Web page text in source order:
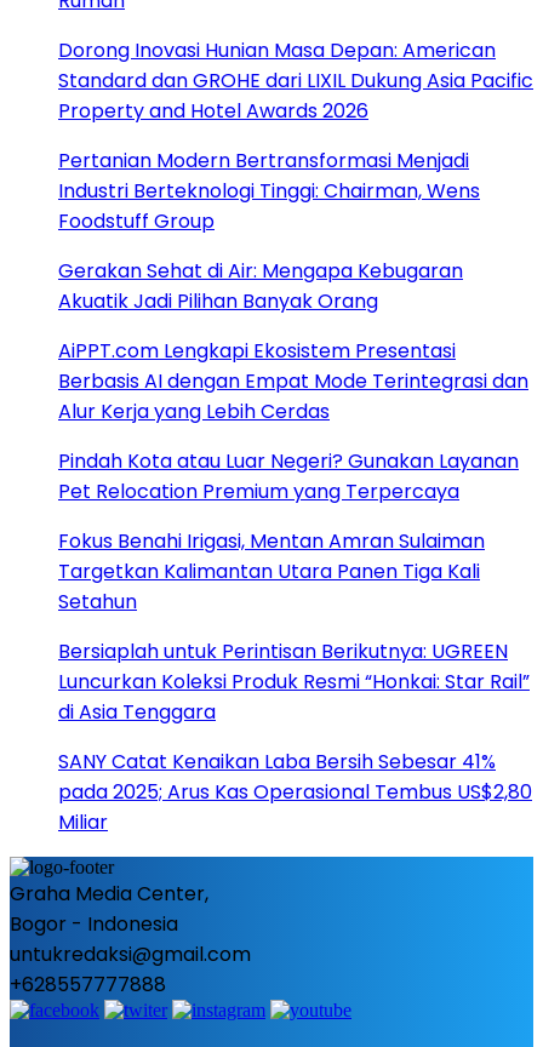
Dorong Inovasi Hunian Masa Depan: American
Standard dan GROHE dari LIXIL Dukung Asia Pacific
Property and Hotel Awards 2026
Pertanian Modern Bertransformasi Menjadi
Industri Berteknologi Tinggi: Chairman, Wens
Foodstuff Group
Gerakan Sehat di Air: Mengapa Kebugaran
Akuatik Jadi Pilihan Banyak Orang
AiPPT.com Lengkapi Ekosistem Presentasi
Berbasis AI dengan Empat Mode Terintegrasi dan
Alur Kerja yang Lebih Cerdas
Pindah Kota atau Luar Negeri? Gunakan Layanan
Pet Relocation Premium yang Terpercaya
Fokus Benahi Irigasi, Mentan Amran Sulaiman
Targetkan Kalimantan Utara Panen Tiga Kali
Setahun
Bersiaplah untuk Perintisan Berikutnya: UGREEN
Luncurkan Koleksi Produk Resmi “Honkai: Star Rail”
di Asia Tenggara
SANY Catat Kenaikan Laba Bersih Sebesar 41%
pada 2025; Arus Kas Operasional Tembus US$2,80
Miliar
Graha Media Center,
Bogor - Indonesia
untukredaksi@gmail.com
+628557777888